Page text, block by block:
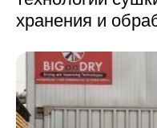
хранения и